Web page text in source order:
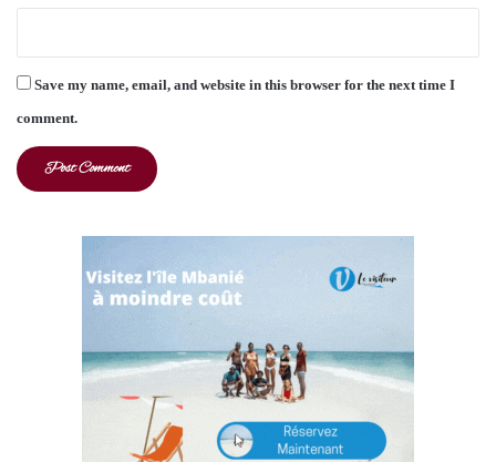
Save my name, email, and website in this browser for the next time I
comment.